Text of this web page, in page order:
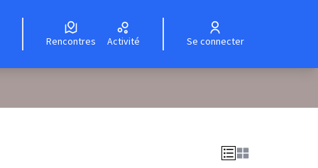
Rencontres Activité Se connecter